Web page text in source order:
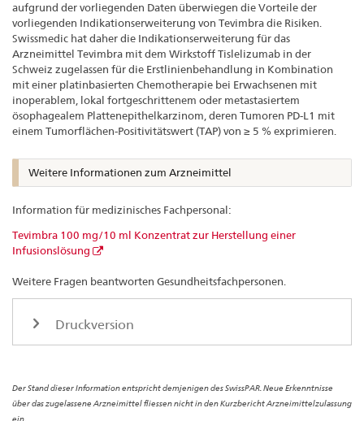
aufgrund der vorliegenden Daten überwiegen die Vorteile der
vorliegenden Indikationserweiterung von Tevimbra die Risiken.
Swissmedic hat daher die Indikationserweiterung für das
Arzneimittel Tevimbra mit dem Wirkstoff Tislelizumab in der
Schweiz zugelassen für die Erstlinienbehandlung in Kombination
mit einer platinbasierten Chemotherapie bei Erwachsenen mit
inoperablem, lokal fortgeschrittenem oder metastasiertem
ösophagealem Plattenepithelkarzinom, deren Tumoren PD-L1 mit
einem Tumorflächen-Positivitätswert (TAP) von ≥ 5 % exprimieren.
Weitere Informationen zum Arzneimittel
Information für medizinisches Fachpersonal:
Tevimbra 100 mg/10 ml Konzentrat zur Herstellung einer
Infusionslösung
Weitere Fragen beantworten Gesundheitsfachpersonen.
Druckversion
Der Stand dieser Information entspricht demjenigen des SwissPAR. Neue Erkenntnisse
über das zugelassene Arzneimittel fliessen nicht in den Kurzbericht Arzneimittelzulassung
ein.